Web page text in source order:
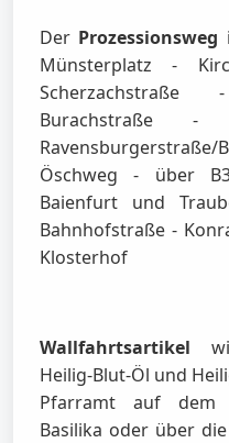
Der Prozessionsweg
Münsterplatz -
Burachstraße -
Öschweg - über
Baienfurt und
Bahnhofstraße -
Klosterhof
Wallfahrtsartikel
Heilig-Blut-Öl und
Pfarramt auf dem
Basilika oder über